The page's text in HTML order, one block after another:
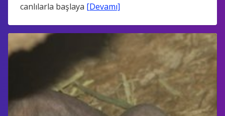
canlılarla başlaya [Devamı]